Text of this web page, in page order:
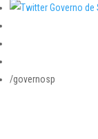
/governosp